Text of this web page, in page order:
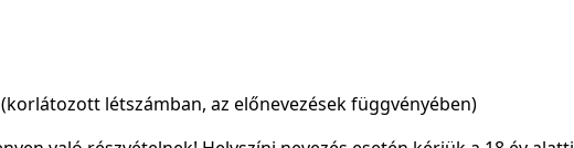
létszámban, az előnevezések függvényében)